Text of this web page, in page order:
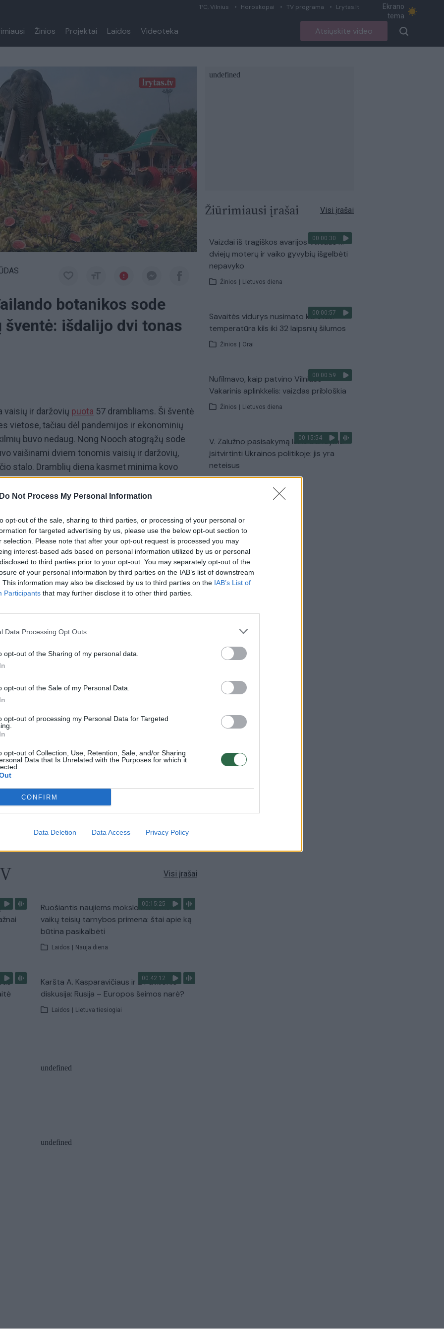
Do Not Process My Personal Information
opt-out of the sale, sharing to third parties, or processing of your personal or
for targeted advertising by us, please use the below opt-out section to
selection. Please note that after your opt-out request is processed you may
interest-based ads based on personal information utilized by us or personal
to third parties prior to your opt-out. You may separately opt-out of the
of your personal information by third parties on the IAB’s list of downstream
This information may also be disclosed by us to third parties on the IAB’s List of
Participants that may further disclose it to other third parties.
Data Processing Opt Outs
opt-out of the Sharing of my personal data.
opt-out of the Sale of my Personal Data.
opt-out of processing my Personal Data for Targeted
opt-out of Collection, Use, Retention, Sale, and/or Sharing
Data that Is Unrelated with the Purposes for which it
CONFIRM
Data Deletion Data Access Privacy Policy
1°C, Vilnius Horoskopai TV programa Lrytas.lt
Ekrano
tema
Žinios Projektai Laidos Videoteka Atsiųskite video
botanikos sode
išdalijo dvi tonas
vaisių ir daržovių puota 57 drambliams. Ši šventė
vietose, tačiau dėl pandemijos ir ekonominių
buvo nedaug. Nong Nooch atogrąžų sode
vaišinami dviem tonomis vaisių ir daržovių,
stalo. Dramblių diena kasmet minima kovo
drambliai,kaip nacionalinio pasididžiavimo ir
Anksčiau kariai ir karaliai juos naudojo darbui,
Šiais laikais
ruoša, sakė Kamponas Tansacha, Nong
drambliaidėl pandemijos šiemet nesulaukė
kad jiems malonu matyti žmones, net jei
Tailandas Šventė puota Video
–
kasdienybė – priekabiavimas, patyčios ir
Žinios | Lietuvos diena
Aukštaitijos pučiamųjų orkestras
Nyderlanduose apgynė čempionų vardą
Žinios | Lietuvos diena
Visi įrašai
00:15:25
Ruošiantis naujiems mokslo metams –
vaikų teisių tarnybos primena: štai apie ką
būtina pasikalbėti
Laidos | Nauja diena
00:42:12
Karšta A. Kasparavičiaus ir Ž Pavilionio
diskusija: Rusija – Europos šeimos narė?
Laidos | Lietuva tiesiogiai
Žiūrimiausi įrašai Visi įrašai
00:00:30
Vaizdai iš tragiškos avarijos Vilniaus r.:
dviejų moterų ir vaiko gyvybių išgelbėti
nepavyko
Žinios Lietuvos diena
00:00:57
Savaitės vidurys nusimato karštas:
temperatūra kils iki 32 laipsnių šilumos
Žinios Orai
00:00:59
Nufilmavo, kaip patvino Vilniaus
Vakarinis aplinkkelis: vaizdas pribloškia
Žinios Lietuvos diena
00:15:54
V. Zalužno pasisakymą laiko bandymu
įsitvirtinti Ukrainos politikoje: jis yra
neteisus